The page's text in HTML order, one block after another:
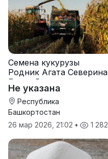
Семена кукурузы
Родник Агата Северина
Берта Вилора
Прохладненский Дарина
Росс Машук Катерина
Не указана
Республика
Башкортостан
26 мар 2026, 21:02 • 1 282